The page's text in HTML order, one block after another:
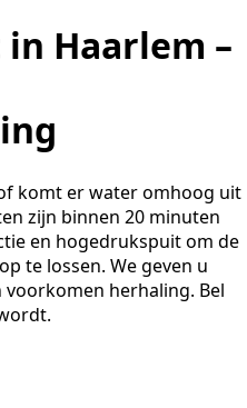
Haarlem –
komt er water omhoog uit
zijn binnen 20 minuten
en hogedrukspuit om de
te lossen. We geven u
herhaling. Bel